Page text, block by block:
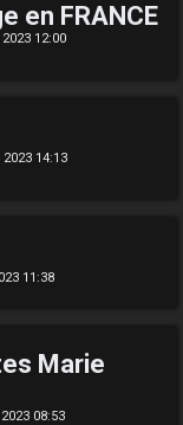
en FRANCE
12:00
14:13
11:38
Marie
08:53